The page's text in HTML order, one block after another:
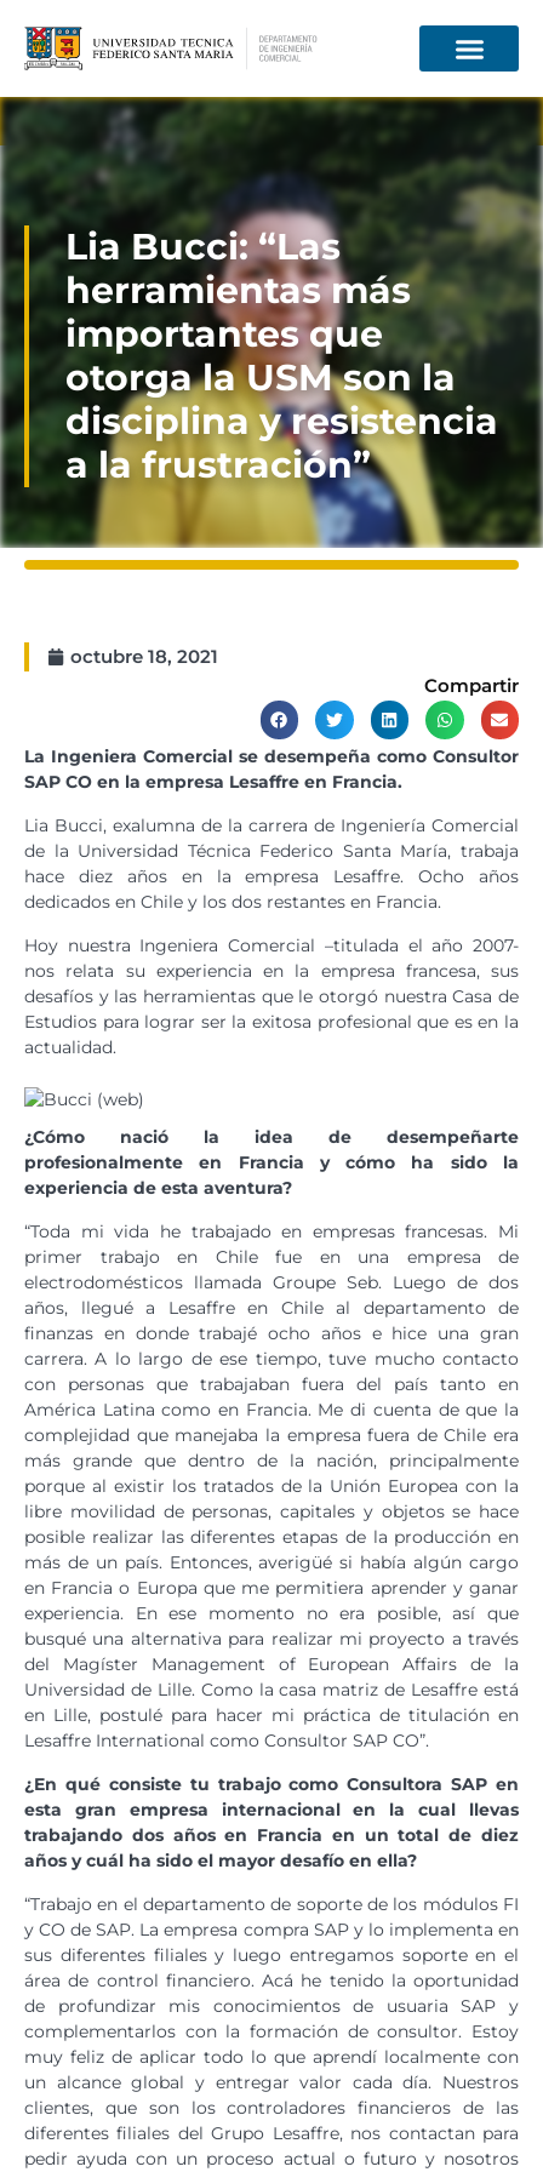
Lia Bucci: “Las
herramientas más
importantes que
otorga la USM son la
disciplina y resistencia
a la frustración”
octubre 18, 2021
Compartir
La Ingeniera Comercial se desempeña como Consultor
SAP CO en la empresa Lesaffre en Francia.
Lia Bucci, exalumna de la carrera de Ingeniería Comercial
de la Universidad Técnica Federico Santa María, trabaja
hace diez años en la empresa Lesaffre. Ocho años
dedicados en Chile y los dos restantes en Francia.
Hoy nuestra Ingeniera Comercial –titulada el año 2007-
nos relata su experiencia en la empresa francesa, sus
desafíos y las herramientas que le otorgó nuestra Casa de
Estudios para lograr ser la exitosa profesional que es en la
actualidad.
¿Cómo nació la idea de desempeñarte
profesionalmente en Francia y cómo ha sido la
experiencia de esta aventura?
“Toda mi vida he trabajado en empresas francesas. Mi
primer trabajo en Chile fue en una empresa de
electrodomésticos llamada Groupe Seb. Luego de dos
años, llegué a Lesaffre en Chile al departamento de
finanzas en donde trabajé ocho años e hice una gran
carrera. A lo largo de ese tiempo, tuve mucho contacto
con personas que trabajaban fuera del país tanto en
América Latina como en Francia. Me di cuenta de que la
complejidad que manejaba la empresa fuera de Chile era
más grande que dentro de la nación, principalmente
porque al existir los tratados de la Unión Europea con la
libre movilidad de personas, capitales y objetos se hace
posible realizar las diferentes etapas de la producción en
más de un país. Entonces, averigüé si había algún cargo
en Francia o Europa que me permitiera aprender y ganar
experiencia. En ese momento no era posible, así que
busqué una alternativa para realizar mi proyecto a través
del Magíster Management of European Affairs de la
Universidad de Lille. Como la casa matriz de Lesaffre está
en Lille, postulé para hacer mi práctica de titulación en
Lesaffre International como Consultor SAP CO”.
¿En qué consiste tu trabajo como Consultora SAP en
esta gran empresa internacional en la cual llevas
trabajando dos años en Francia en un total de diez
años y cuál ha sido el mayor desafío en ella?
“Trabajo en el departamento de soporte de los módulos FI
y CO de SAP. La empresa compra SAP y lo implementa en
sus diferentes filiales y luego entregamos soporte en el
área de control financiero. Acá he tenido la oportunidad
de profundizar mis conocimientos de usuaria SAP y
complementarlos con la formación de consultor. Estoy
muy feliz de aplicar todo lo que aprendí localmente con
un alcance global y entregar valor cada día. Nuestros
clientes, que son los controladores financieros de las
diferentes filiales del Grupo Lesaffre, nos contactan para
pedir ayuda con un proceso actual o futuro y nosotros